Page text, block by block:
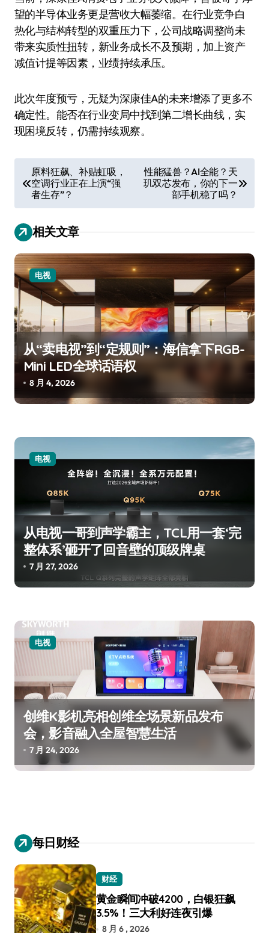
望的半导体业务更是营收大幅萎缩。在行业竞争白
热化与结构转型的双重压力下，公司战略调整尚未
带来实质性扭转，新业务成长不及预期，加上资产
减值计提等因素，业绩持续承压。
此次年度预亏，无疑为深康佳A的未来增添了更多不
确定性。能否在行业变局中找到第二增长曲线，实
现困境反转，仍需持续观察。
章
导
航
原料狂飙、补贴虹吸，
空调行业正在上演“强
者生存”？
性能猛兽？AI全能？天
玑双芯发布，你的下一
部手机稳了吗？
相关文章
电视
从“卖电视”到“定规则”：海信拿下RGB-
Mini LED全球话语权
8 月 4, 2026
电视
从电视一哥到声学霸主，TCL用一套‘完
整体系’砸开了回音壁的顶级牌桌
7 月 27, 2026
电视
创维K影机亮相创维全场景新品发布
会，影音融入全屋智慧生活
7 月 24, 2026
每日财经
财经
黄金瞬间冲破4200，白银狂飙
3.5%！三大利好连夜引爆
8 月 6 , 2026